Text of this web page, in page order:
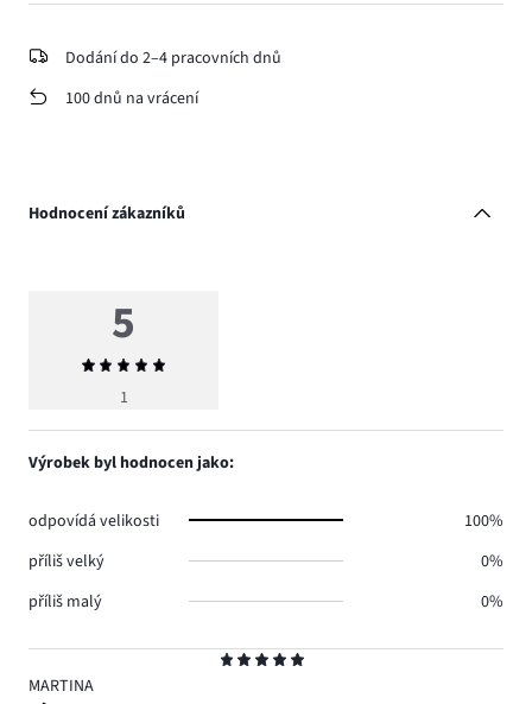
Dodání do 2–4 pracovních dnů
100 dnů na vrácení
Hodnocení zákazníků
5
MARTINA
5
Průměrné
hodnocení
1
Výrobek byl hodnocen jako:
odpovídá velikosti
100%
příliš velký
0%
příliš malý
0%